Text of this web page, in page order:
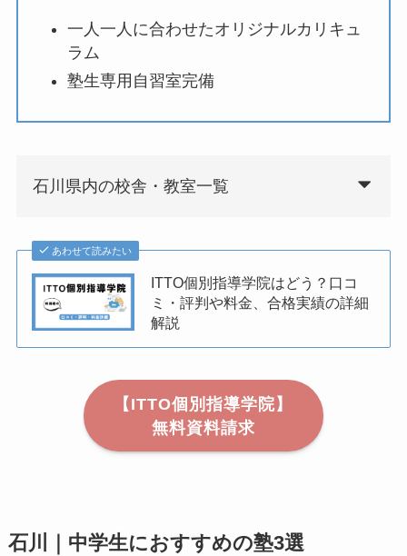
一人一人に合わせたオリジナルカリキュ
ラム
塾生専用自習室完備
石川県内の校舎・教室一覧
あわせて読みたい
ITTO個別指導学院はどう？口コ
ミ・評判や料金、合格実績の詳細
解説
【ITTO個別指導学院】
無料資料請求
石川｜中学生におすすめの塾3選